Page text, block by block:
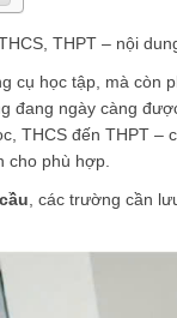
THPT – nội
cụ học tập, mà còn
đang ngày càng
THCS đến THPT
cho phù hợp.
, các trường cần